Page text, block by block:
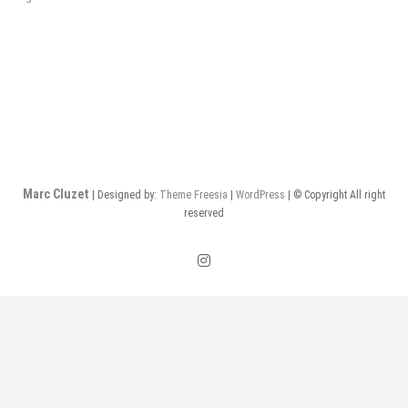
de
Marc Cluzet | Designed by: Theme Freesia WordPress | © Copyright All right
reserved
instagram